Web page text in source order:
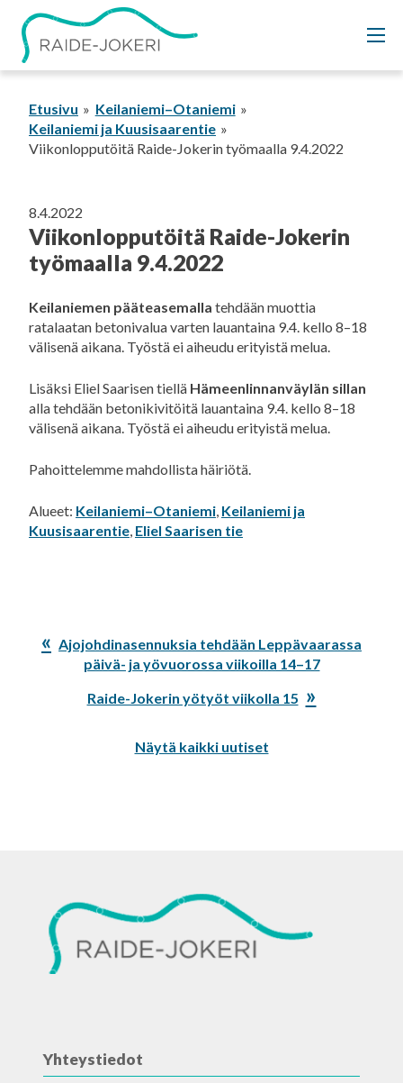
Siirry
sisältöön
Etusivu
Keilaniemi–Otaniemi
Keilaniemi ja Kuusisaarentie
Viikonlopputöitä Raide-Jokerin työmaalla 9.4.2022
8.4.2022
Viikonlopputöitä Raide-Jokerin
työmaalla 9.4.2022
Keilaniemen pääteasemalla tehdään muottia
ratalaatan betonivalua varten lauantaina 9.4. kello 8–18
välisenä aikana. Työstä ei aiheudu erityistä melua.
Lisäksi Eliel Saarisen tiellä Hämeenlinnanväylän sillan
alla tehdään betonikivitöitä lauantaina 9.4. kello 8–18
välisenä aikana. Työstä ei aiheudu erityistä melua.
Pahoittelemme mahdollista häiriötä.
Alueet: Keilaniemi–Otaniemi Keilaniemi ja
Kuusisaarentie Eliel Saarisen tie
Edellinen
artikkeli:
Ajojohdinasennuksia tehdään Leppävaarassa
päivä- ja yövuorossa viikoilla 14–17
Seuraava
Raide-Jokerin yötyöt viikolla 15
Näytä kaikki uutiset
Yhteystiedot